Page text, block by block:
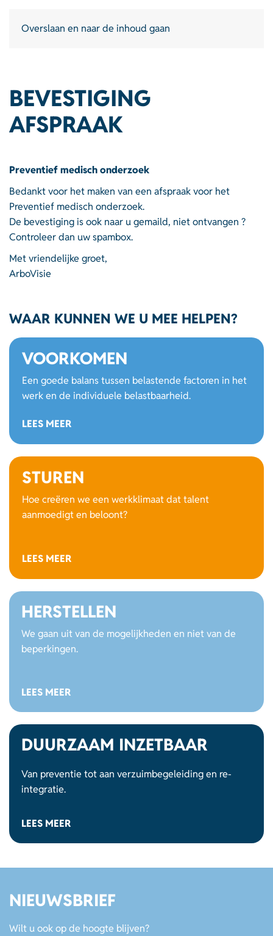
Overslaan en naar de inhoud gaan
BEVESTIGING
AFSPRAAK
Preventief medisch onderzoek
Bedankt voor het maken van een afspraak voor het
Preventief medisch onderzoek.
De bevestiging is ook naar u gemaild, niet ontvangen ?
Controleer dan uw spambox.
Met vriendelijke groet,
ArboVisie
WAAR KUNNEN WE U MEE HELPEN?
VOORKOMEN
Een goede balans tussen belastende factoren in het
werk en de individuele belastbaarheid.
LEES MEER
STUREN
Hoe creëren we een werkklimaat dat talent
aanmoedigt en beloont?
LEES MEER
HERSTELLEN
We gaan uit van de mogelijkheden en niet van de
beperkingen.
LEES MEER
DUURZAAM INZETBAAR
Van preventie tot aan verzuimbegeleiding en re-
integratie.
LEES MEER
NIEUWSBRIEF
Wilt u ook op de hoogte blijven?